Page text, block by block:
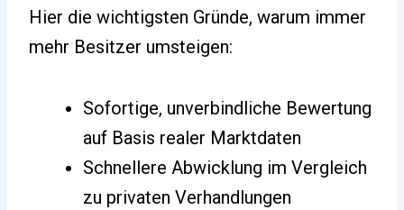
Hier die wichtigsten Gründe, warum immer
mehr Besitzer umsteigen:
Sofortige, unverbindliche Bewertung
auf Basis realer Marktdaten
Schnellere Abwicklung im Vergleich
zu privaten Verhandlungen